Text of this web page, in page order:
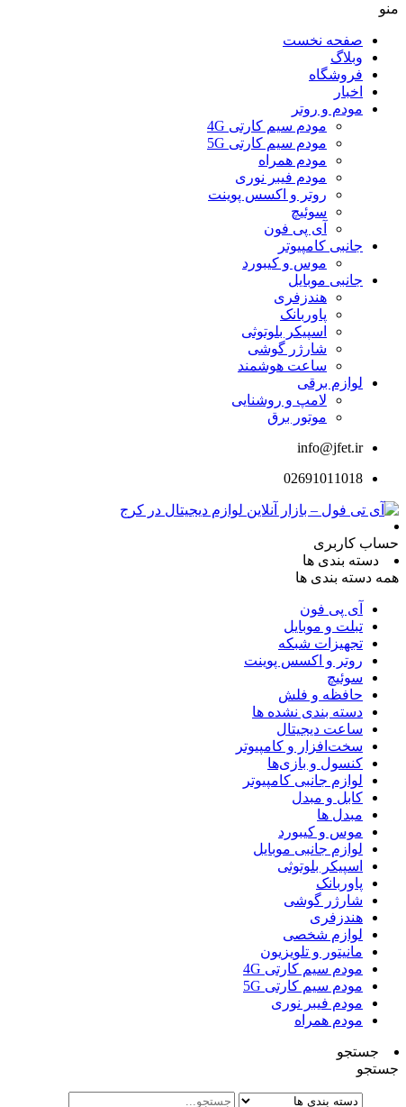
منو
صفحه نخست
وبلاگ
فروشگاه
اخبار
مودم و روتر
مودم سیم کارتی 4G
مودم سیم کارتی 5G
مودم همراه
مودم فیبر نوری
روتر و اکسس پوینت
سوئیچ
آی پی فون
جانبی کامپیوتر
موس و کیبورد
جانبی موبایل
هندزفری
پاوربانک
اسپیکر بلوتوثی
شارژر گوشی
ساعت هوشمند
لوازم برقی
لامپ و روشنایی
موتور برق
info@jfet.ir
02691011018
حساب کاربری
دسته بندی ها
همه دسته بندی ها
آی پی فون
تبلت و موبایل
تجهیزات شبکه
روتر و اکسس پوینت
سوئیچ
حافظه و فلش
دسته بندی نشده ها
ساعت دیجیتال
سخت‌افزار و کامپیوتر
کنسول و بازی‌ها
لوازم جانبی کامپیوتر
کابل و مبدل
مبدل ها
موس و کیبورد
لوازم جانبی موبایل
اسپیکر بلوتوثی
پاوربانک
شارژر گوشی
هندزفری
لوازم شخصی
مانیتور و تلویزیون
مودم سیم کارتی 4G
مودم سیم کارتی 5G
مودم فیبر نوری
مودم همراه
جستجو
جستجو